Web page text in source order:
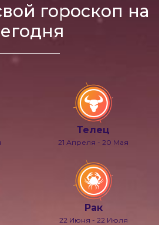
гороскоп на
Телец
21 Апреля - 20 Мая
Рак
22 Июня - 22 Июля